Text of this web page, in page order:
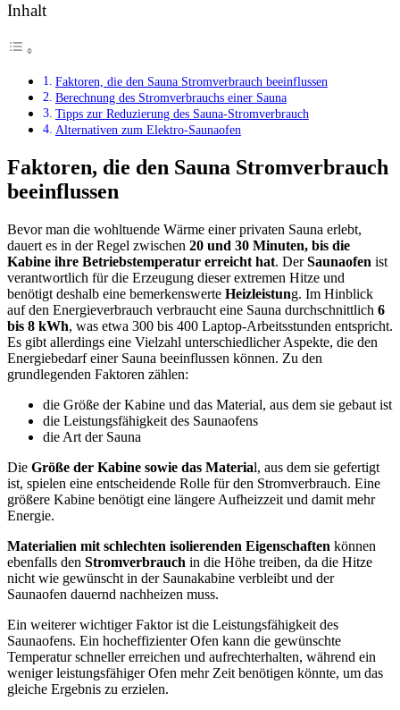
Inhalt
Faktoren, die den Sauna Stromverbrauch beeinflussen
Berechnung des Stromverbrauchs einer Sauna
Tipps zur Reduzierung des Sauna-Stromverbrauch
Alternativen zum Elektro-Saunaofen
Faktoren, die den Sauna Stromverbrauch
beeinflussen
Bevor man die wohltuende Wärme einer privaten Sauna erlebt,
dauert es in der Regel zwischen 20 und 30 Minuten, bis die
Kabine ihre Betriebstemperatur erreicht hat. DerSaunaofen ist
verantwortlich für die Erzeugung dieser extremen Hitze und
benötigt deshalb eine bemerkenswerte Heizleistung. Im Hinblick
auf den Energieverbrauch verbraucht eine Sauna durchschnittlich 6
bis 8 kWh, was etwa 300 bis 400 Laptop-Arbeitsstunden entspricht.
Es gibt allerdings eine Vielzahl unterschiedlicher Aspekte, die den
Energiebedarf einer Sauna beeinflussen können. Zu den
grundlegenden Faktoren zählen:
die Größe der Kabine und das Material, aus dem sie gebaut ist
die Leistungsfähigkeit des Saunaofens
die Art der Sauna
Die Größe der Kabine sowie das Material, aus dem sie gefertigt
ist, spielen eine entscheidende Rolle für den Stromverbrauch. Eine
größere Kabine benötigt eine längere Aufheizzeit und damit mehr
Energie.
Materialien mit schlechten isolierenden Eigenschaften können
ebenfalls den Stromverbrauch in die Höhe treiben, da die Hitze
nicht wie gewünscht in der Saunakabine verbleibt und der
Saunaofen dauernd nachheizen muss.
Ein weiterer wichtiger Faktor ist die Leistungsfähigkeit des
Saunaofens. Ein hocheffizienter Ofen kann die gewünschte
Temperatur schneller erreichen und aufrechterhalten, während ein
weniger leistungsfähiger Ofen mehr Zeit benötigen könnte, um das
gleiche Ergebnis zu erzielen.